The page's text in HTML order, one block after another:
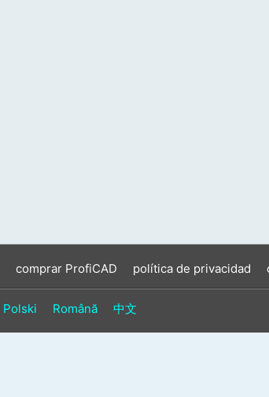
comprar ProfiCAD política de privacidad
Polski Română 中文